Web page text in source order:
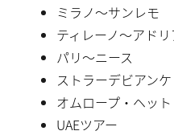
ミラノ〜サンレモ
ティレーノ〜アド
パリ〜ニース
ストラーデビアンケ
オムロープ・ヘッ
UAEツアー